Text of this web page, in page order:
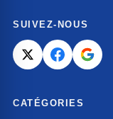
SUIVEZ-NOUS
CATÉGORIES